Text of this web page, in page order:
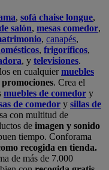
, sofá chaise longue,
salón, mesas comedor,
, canapés,
, frigoríficos,
, y televisiones.
en cualquiermuebles
. Crea el
muebles de comedor y
de comedor y sillas de
con multitud de
de imagen y sonido
tiempo. Conforama
recogida en tienda.
de más de 7.000